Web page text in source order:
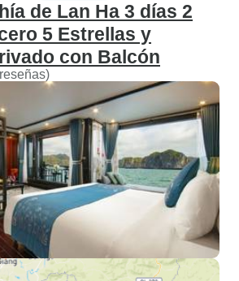
de Lan Ha 3 días 2
5 Estrellas y
con Balcón